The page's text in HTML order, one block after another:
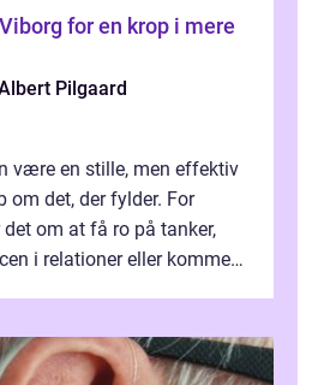
for en krop i mere
Pilgaard
være en stille, men effektiv
om det, der fylder. For
om at få ro på tanker,
i relationer eller komme